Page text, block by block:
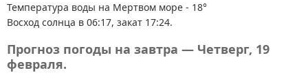
Температура воды на Мертвом море - 18°
Восход солнца в 06:17, закат 17:24.
Прогноз погоды на завтра — Четверг, 19
февраля.